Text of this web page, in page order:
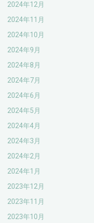
2024年12月
2024年11月
2024年10月
2024年9月
2024年8月
2024年7月
2024年6月
2024年5月
2024年4月
2024年3月
2024年2月
2024年1月
2023年12月
2023年11月
2023年10月